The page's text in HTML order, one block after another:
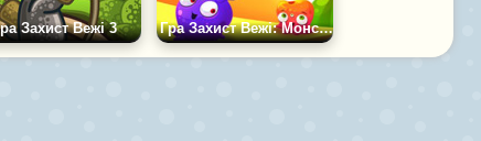
Захист Вежі 3 Гра Захист Вежі: Монстри